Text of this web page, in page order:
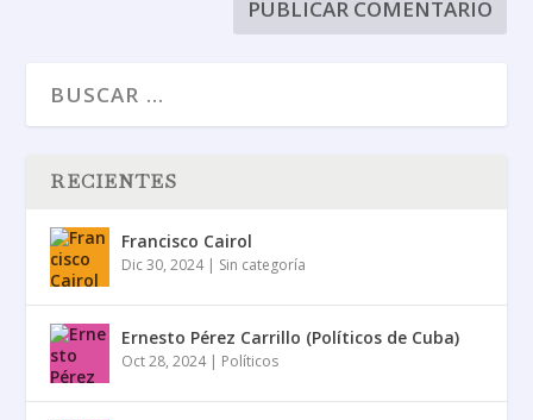
RECIENTES
Francisco Cairol
Dic 30, 2024| Sin categoría
Ernesto Pérez Carrillo (Políticos de Cuba)
Oct 28, 2024| Políticos